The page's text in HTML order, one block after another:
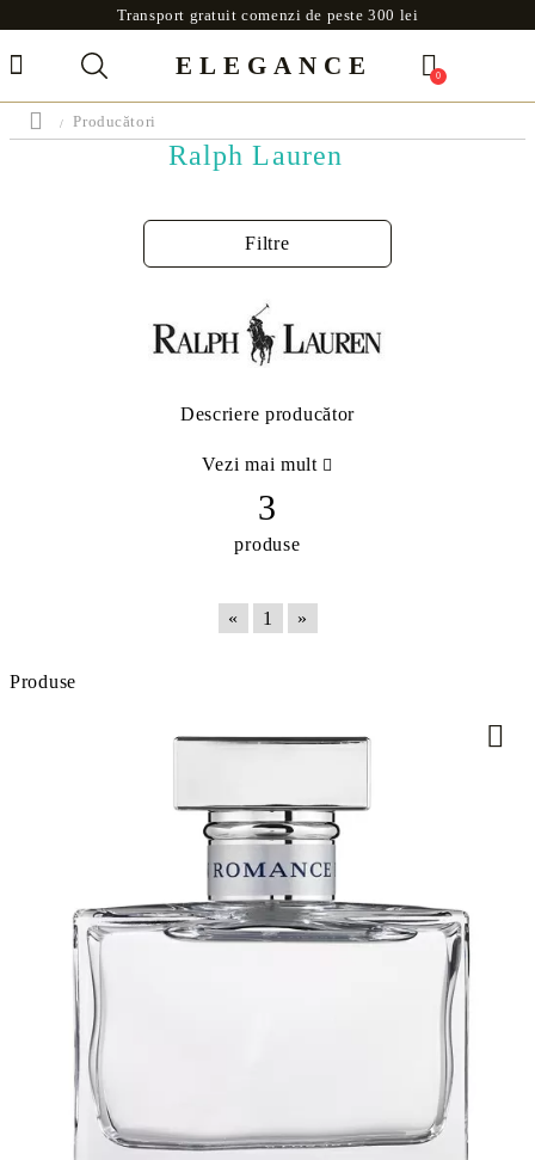
Transport gratuit comenzi de peste 300 lei
ELEGANCE 0
Producători
Ralph Lauren
Filtre
Descriere producător
Vezi mai mult
3
produse
« 1 »
Produse